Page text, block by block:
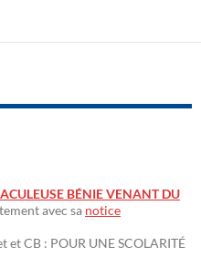
BÉNIE VENANT DU
avec sa notice
et CB : POUR UNE SCOLARITÉ